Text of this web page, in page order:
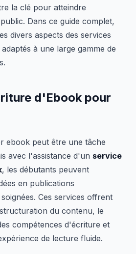
la clé pour atteindre
Dans ce guide complet,
divers aspects des services
à une large gamme de
d'Ebook pour
ebook peut être une tâche
avec l'assistance d'un service
, les débutants peuvent
en publications
Ces services offrent
du contenu, le
compétences d'écriture et
de lecture fluide.